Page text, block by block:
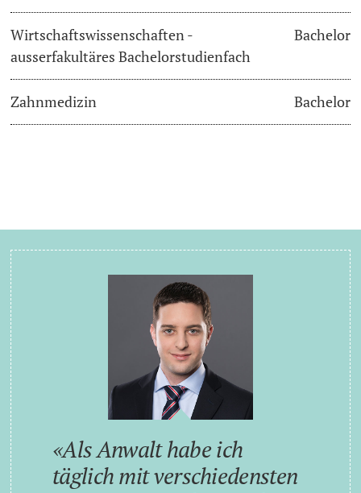
Wirtschaftswissenschaften -
ausserfakultäres Bachelorstudienfach
Bachelor
Zahnmedizin Bachelor
Als Anwalt habe ich
täglich mit verschiedensten